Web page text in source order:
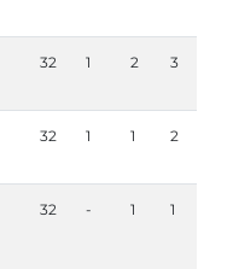
32 1 2 3
32 1 1 2
32 - 1 1